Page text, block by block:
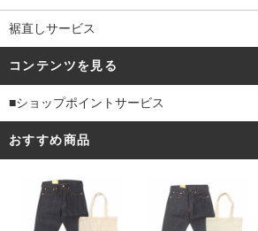
裾直しサービス
コンテンツを見る
■ショップポイントサービス
おすすめ商品